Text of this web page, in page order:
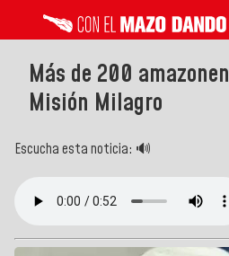
Más de 200
Misión Milagro
Escucha esta noticia: 🔊